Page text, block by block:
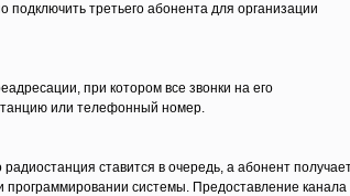
третьего абонента для организации
при котором все звонки на его
или телефонный номер.
ставится в очередь, а абонент
программировании системы. Предоставление канала